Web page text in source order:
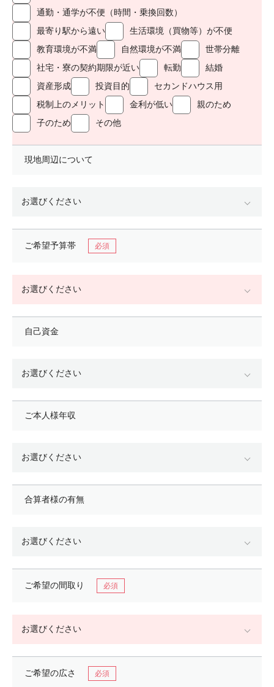
通勤・通学が不便（時間・乗換回数）
最寄り駅から遠い
生活環境（買物等）が不便
教育環境が不満
自然環境が不満
世帯分離
社宅・寮の契約期限が近い
転勤
結婚
資産形成
投資目的
セカンドハウス用
税制上のメリット
金利が低い
親のため
子のため
その他
現地周辺について
ご希望予算帯
自己資金
ご本人様年収
合算者様の有無
ご希望の間取り
ご希望の広さ